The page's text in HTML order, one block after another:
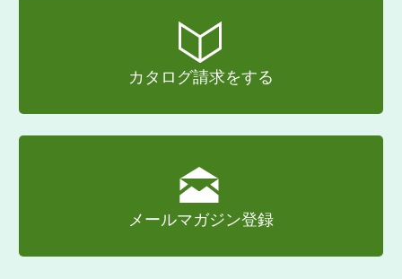
カタログ請求をする
メールマガジン登録